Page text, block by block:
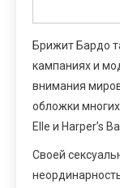
Брижит Бардо
кампаниях и
внимания
обложки
Elle и Harper’s
Своей